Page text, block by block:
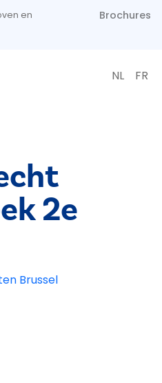
gaan
en
Brochures
NL FR
2e
Brussel